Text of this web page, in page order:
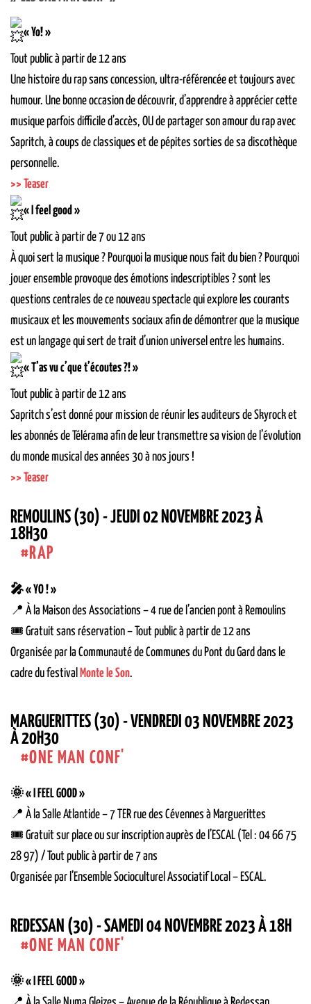
« Yo! »
Tout public à partir de 12 ans
Une histoire du rap sans concession, ultra-référencée et toujours avec
humour. Une bonne occasion de découvrir, d’apprendre à apprécier cette
musique parfois difficile d’accès, OU de partager son amour du rap avec
Sapritch, à coups de classiques et de pépites sorties de sa discothèque
personnelle.
>> Teaser
« I feel good»
Tout public à partir de 7 ou 12 ans
À quoi sert la musique ? Pourquoi la musique nous fait du bien ? Pourquoi
jouer ensemble provoque des émotions indescriptibles ? sont les
questions centrales de ce nouveau spectacle qui explore les courants
musicaux et les mouvements sociaux afin de démontrer que la musique
est un langage qui sert de trait d’union universel entre les humains.
« T’as vu c’que t’écoutes ?! »
Tout public à partir de 12 ans
Sapritch s’est donné pour mission de réunir les auditeurs de Skyrock et
les abonnés de Télérama afin de leur transmettre sa vision de l’évolution
du monde musical des années 30 à nos jours !
>> Teaser
REMOULINS (30) - JEUDI 02 NOVEMBRE 2023 À
18H30
RAP
🎤 « YO ! »
📍 À la Maison des Associations – 4 rue de l’ancien pont à Remoulins
🎟 Gratuit sans réservation – Tout public à partir de 12 ans
Organisée par la Communauté de Communes du Pont du Gard dans le
cadre du festival Monte le Son.
MARGUERITTES (30) - VENDREDI 03 NOVEMBRE 2023
À 20H30
ONE MAN CONF'
🌞 « I FEEL GOOD »
📍 À la Salle Atlantide – 7 TER rue des Cévennes à Marguerittes
🎟 Gratuit sur place ou sur inscription auprès de l’ESCAL (Tel : 04 66 75
28 97) / Tout public à partir de 7 ans
Organisée par l’Ensemble Socioculturel Associatif Local – ESCAL.
REDESSAN (30) - SAMEDI 04 NOVEMBRE 2023 À 18H
ONE MAN CONF'
🌞 « I FEEL GOOD »